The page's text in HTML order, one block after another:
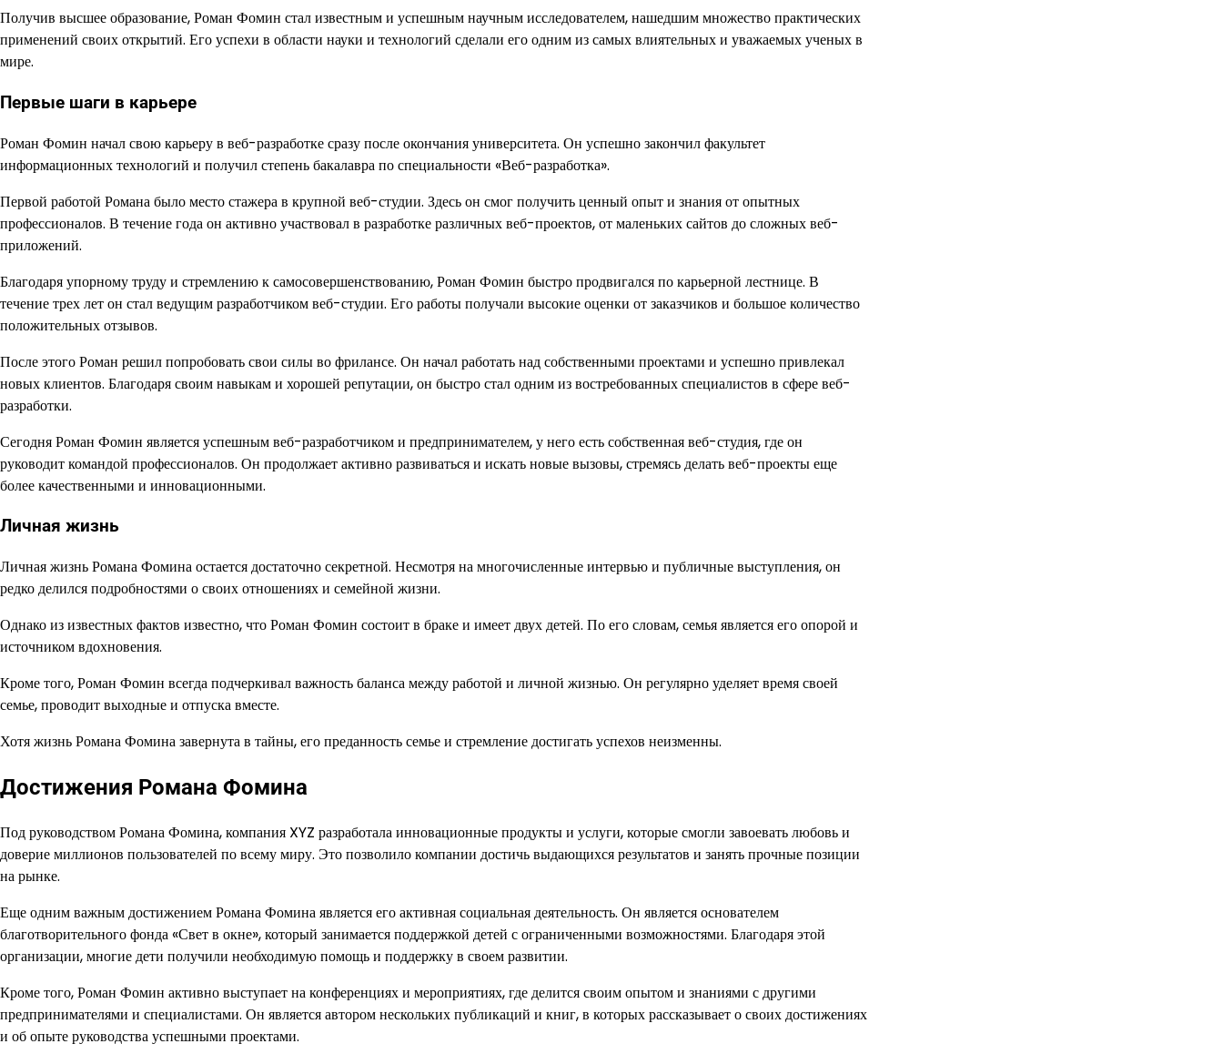
Получив высшее образование, Роман Фомин стал известным и успешным научным исследователем, нашедшим множество практических
применений своих открытий. Его успехи в области науки и технологий сделали его одним из самых влиятельных и уважаемых ученых в
мире.
Первые шаги в карьере
Роман Фомин начал свою карьеру в веб-разработке сразу после окончания университета. Он успешно закончил факультет
информационных технологий и получил степень бакалавра по специальности «Веб-разработка».
Первой работой Романа было место стажера в крупной веб-студии. Здесь он смог получить ценный опыт и знания от опытных
профессионалов. В течение года он активно участвовал в разработке различных веб-проектов, от маленьких сайтов до сложных веб-
приложений.
Благодаря упорному труду и стремлению к самосовершенствованию, Роман Фомин быстро продвигался по карьерной лестнице. В
течение трех лет он стал ведущим разработчиком веб-студии. Его работы получали высокие оценки от заказчиков и большое количество
положительных отзывов.
После этого Роман решил попробовать свои силы во фрилансе. Он начал работать над собственными проектами и успешно привлекал
новых клиентов. Благодаря своим навыкам и хорошей репутации, он быстро стал одним из востребованных специалистов в сфере веб-
разработки.
Сегодня Роман Фомин является успешным веб-разработчиком и предпринимателем, у него есть собственная веб-студия, где он
руководит командой профессионалов. Он продолжает активно развиваться и искать новые вызовы, стремясь делать веб-проекты еще
более качественными и инновационными.
Личная жизнь
Личная жизнь Романа Фомина остается достаточно секретной. Несмотря на многочисленные интервью и публичные выступления, он
редко делился подробностями о своих отношениях и семейной жизни.
Однако из известных фактов известно, что Роман Фомин состоит в браке и имеет двух детей. По его словам, семья является его опорой и
источником вдохновения.
Кроме того, Роман Фомин всегда подчеркивал важность баланса между работой и личной жизнью. Он регулярно уделяет время своей
семье, проводит выходные и отпуска вместе.
Хотя жизнь Романа Фомина завернута в тайны, его преданность семье и стремление достигать успехов неизменны.
Достижения Романа Фомина
Под руководством Романа Фомина, компания XYZ разработала инновационные продукты и услуги, которые смогли завоевать любовь и
доверие миллионов пользователей по всему миру. Это позволило компании достичь выдающихся результатов и занять прочные позиции
на рынке.
Еще одним важным достижением Романа Фомина является его активная социальная деятельность. Он является основателем
благотворительного фонда «Свет в окне», который занимается поддержкой детей с ограниченными возможностями. Благодаря этой
организации, многие дети получили необходимую помощь и поддержку в своем развитии.
Кроме того, Роман Фомин активно выступает на конференциях и мероприятиях, где делится своим опытом и знаниями с другими
предпринимателями и специалистами. Он является автором нескольких публикаций и книг, в которых рассказывает о своих достижениях
и об опыте руководства успешными проектами.